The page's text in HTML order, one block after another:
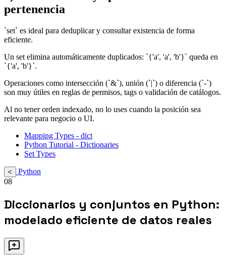
pertenencia
`set` es ideal para deduplicar y consultar existencia de forma
eficiente.
Un set elimina automáticamente duplicados: `{'a', 'a', 'b'}` queda en
`{'a', 'b'}`.
Operaciones como intersección (`&`), unión (`|`) o diferencia (`-`)
son muy útiles en reglas de permisos, tags o validación de catálogos.
Al no tener orden indexado, no lo uses cuando la posición sea
relevante para negocio o UI.
Mapping Types - dict
Python Tutorial - Dictionaries
Set Types
<
Python
08
Diccionarios y conjuntos en Python:
modelado eficiente de datos reales